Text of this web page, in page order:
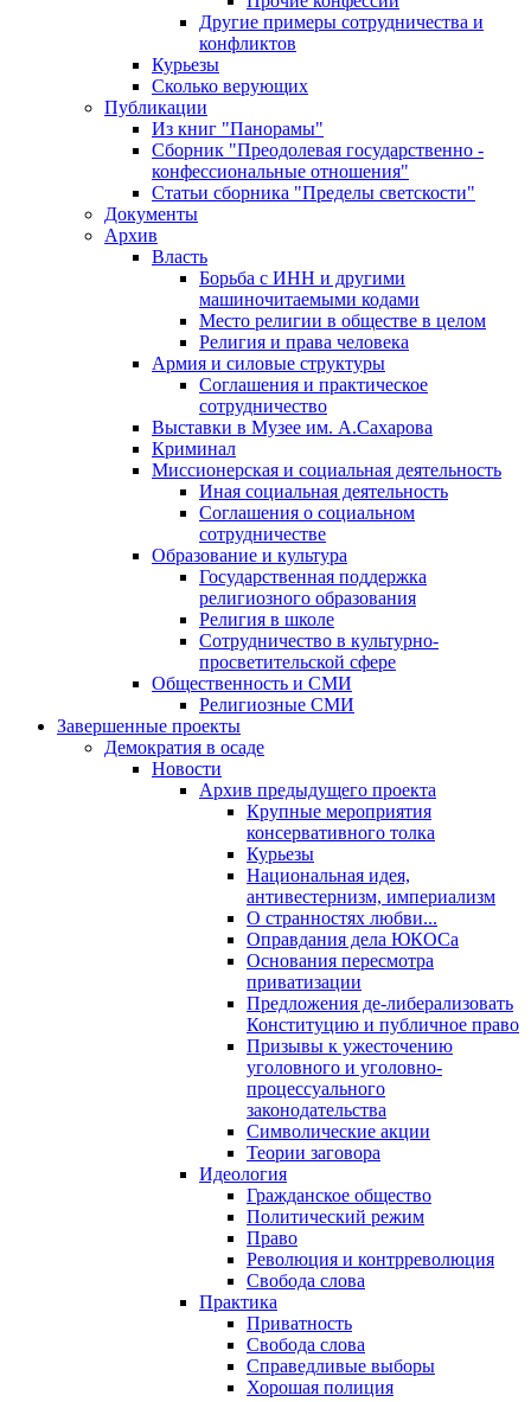
Другие примеры сотрудничества и
конфликтов
Курьезы
Сколько верующих
Публикации
Из книг "Панорамы"
Сборник "Преодолевая государственно -
конфессиональные отношения"
Статьи сборника "Пределы светскости"
Документы
Архив
Власть
Борьба с ИНН и другими
машиночитаемыми кодами
Место религии в обществе в целом
Религия и права человека
Армия и силовые структуры
Соглашения и практическое
сотрудничество
Выставки в Музее им. А.Сахарова
Криминал
Миссионерская и социальная деятельность
Иная социальная деятельность
Соглашения о социальном
сотрудничестве
Образование и культура
Государственная поддержка
религиозного образования
Религия в школе
Сотрудничество в культурно-
просветительской сфере
Общественность и СМИ
Религиозные СМИ
Завершенные проекты
Демократия в осаде
Новости
Архив предыдущего проекта
Крупные мероприятия
консервативного толка
Курьезы
Национальная идея,
антивестернизм, империализм
О странностях любви...
Оправдания дела ЮКОСа
Основания пересмотра
приватизации
Предложения де-либерализовать
Конституцию и публичное право
Призывы к ужесточению
уголовного и уголовно-
процессуального
законодательства
Символические акции
Теории заговора
Идеология
Гражданское общество
Политический режим
Право
Революция и контрреволюция
Свобода слова
Практика
Приватность
Свобода слова
Справедливые выборы
Хорошая полиция